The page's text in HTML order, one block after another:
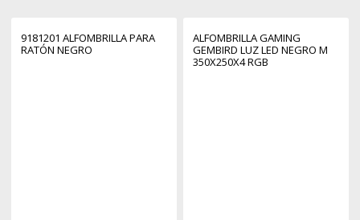
9181201 ALFOMBRILLA PARA
RATÓN NEGRO
ALFOMBRILLA GAMING
GEMBIRD LUZ LED NEGRO M
350X250X4 RGB